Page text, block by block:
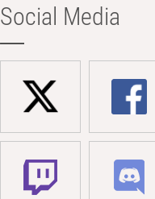
Social Media